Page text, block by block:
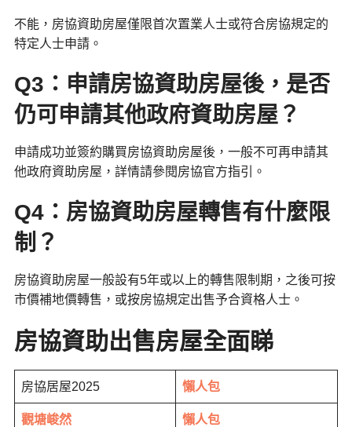
不能，房協資助房屋僅限首次置業人士或符合房協規定的
特定人士申請。
Q3：申請房協資助房屋後，是否
仍可申請其他政府資助房屋？
申請成功並簽約購買房協資助房屋後，一般不可再申請其
他政府資助房屋，詳情請參閱房協官方指引。
Q4：房協資助房屋轉售有什麼限
制？
房協資助房屋一般設有5年或以上的轉售限制期，之後可按
市價補地價轉售，或按房協規定出售予合資格人士。
房協資助出售房屋全面睇
房協居屋2025 懶人包
觀塘峻然 懶人包